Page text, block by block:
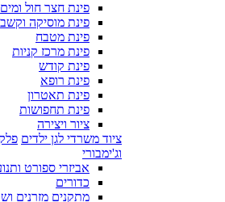
פינת חצר חול ומים
פינת מוסיקה וקשב
פינת מטבח
פינת מרכז קניות
פינת קודש
פינת רופא
פינת תאטרון
פינת תחפושות
ציור ויצירה
ציוד משרדי לגן ילדים
וג'ימבורי
אביזרי ספורט
כדורים
מתקנים מזרנים